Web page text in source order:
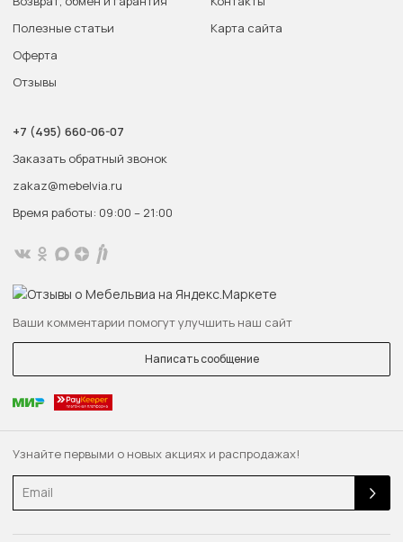
Узнайте первыми о новых акциях и распродажах!
Email
Полезные статьи
Оферта
Отзывы
Карта сайта
+7 (495) 660-06-07
Заказать обратный звонок
zakaz@mebelvia.ru
Время работы: 09:00 – 21:00
Ваши комментарии помогут улучшить наш сайт
Написать сообщение